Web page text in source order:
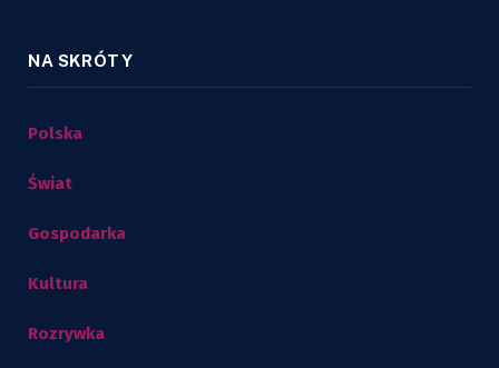
NA SKRÓTY
Polska
Świat
Gospodarka
Kultura
Rozrywka